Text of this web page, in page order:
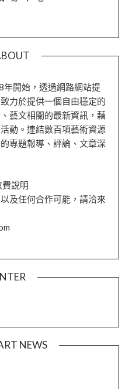
年開始，透過網路網站提
力於提供一個自由穩定的
藝文相關的最新資訊，藉
動。連結數百項藝術資源
專題報導、評論、文章深
說明
及任何合作可能，請洽來
NEWS